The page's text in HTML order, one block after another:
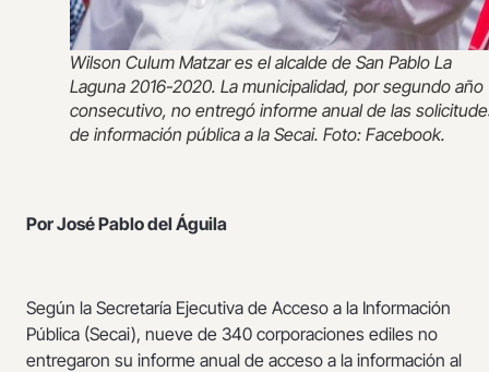
Wilson Culum Matzar es el alcalde de San Pablo La
Laguna 2016-2020. La municipalidad, por segundo año
consecutivo, no entregó informe anual de las
de información pública a la Secai. Foto: Facebook.
Por José Pablo del Águila
Según la Secretaría Ejecutiva de Acceso a la Información
Pública (Secai), nueve de 340 corporaciones ediles no
entregaron su informe anual de acceso a la información al